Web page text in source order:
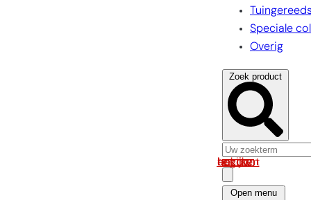
Speciale
Overig
Zoek product
Log in om uw account te bekijken
Open menu